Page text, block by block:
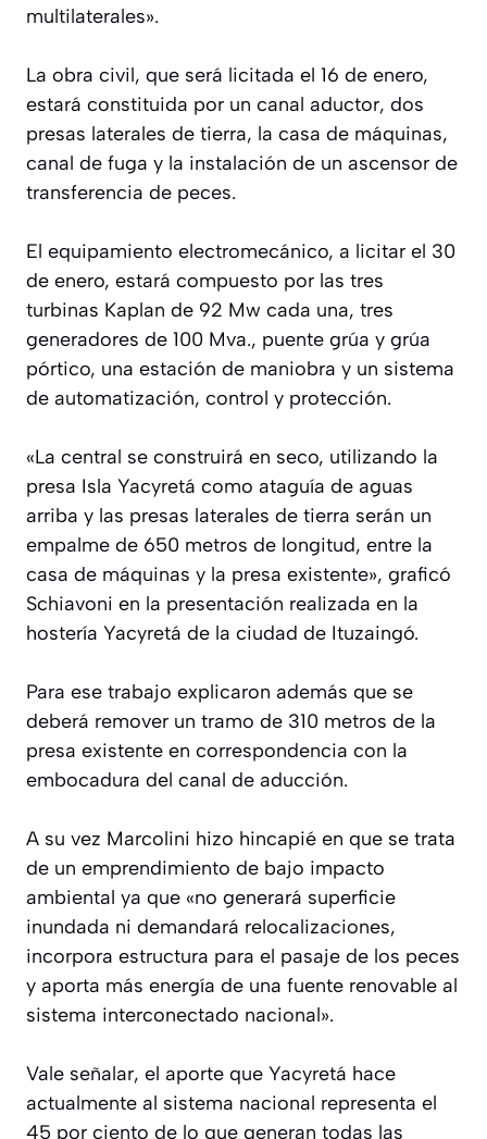
multilaterales».
La obra civil, que será licitada el 16 de enero,
estará constituida por un canal aductor, dos
presas laterales de tierra, la casa de máquinas,
canal de fuga y la instalación de un ascensor de
transferencia de peces.
El equipamiento electromecánico, a licitar el 30
de enero, estará compuesto por las tres
turbinas Kaplan de 92 Mw cada una, tres
generadores de 100 Mva., puente grúa y grúa
pórtico, una estación de maniobra y un sistema
de automatización, control y protección.
«La central se construirá en seco, utilizando la
presa Isla Yacyretá como ataguía de aguas
arriba y las presas laterales de tierra serán un
empalme de 650 metros de longitud, entre la
casa de máquinas y la presa existente», graficó
Schiavoni en la presentación realizada en la
hostería Yacyretá de la ciudad de Ituzaingó.
Para ese trabajo explicaron además que se
deberá remover un tramo de 310 metros de la
presa existente en correspondencia con la
embocadura del canal de aducción.
A su vez Marcolini hizo hincapié en que se trata
de un emprendimiento de bajo impacto
ambiental ya que «no generará superficie
inundada ni demandará relocalizaciones,
incorpora estructura para el pasaje de los peces
y aporta más energía de una fuente renovable al
sistema interconectado nacional».
Vale señalar, el aporte que Yacyretá hace
actualmente al sistema nacional representa el
45 por ciento de lo que generan todas las